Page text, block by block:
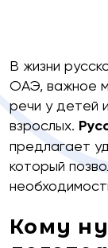
В жизни
ОАЭ, важное
речи у детей
взрослых.
предлагает
который
Кому